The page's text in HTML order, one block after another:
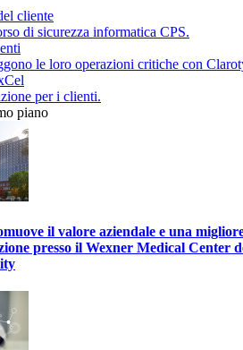
cliente
di sicurezza informatica CPS.
le loro operazioni critiche con
per i clienti.
piano
il valore aziendale e una
presso il Wexner Medical Center